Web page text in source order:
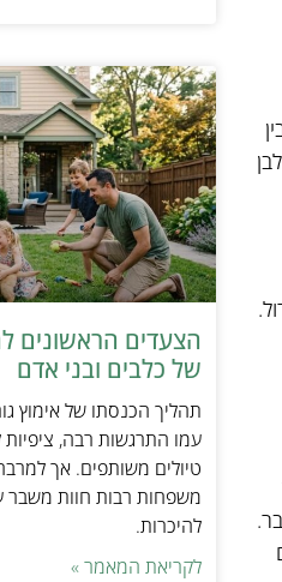
הצעדים הראשונים
של כלבים ובני אדם
תהליך הכנסתו של אימוץ
עמו התרגשות רבה,
טיולים משותפים. אך
משפחות רבות חוות משבר
להיכרות.
לקריאת המאמר »